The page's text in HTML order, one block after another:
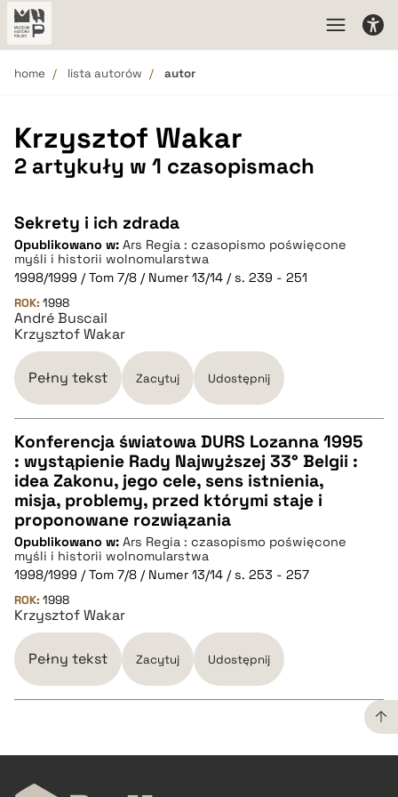
home lista autorów autor
Krzysztof Wakar
2 artykuły w 1 czasopismach
Sekrety i ich zdrada
Opublikowano w: Ars Regia : czasopismo poświęcone
myśli i historii wolnomularstwa
1998/1999 / Tom 7/8 / Numer 13/14 / s. 239 - 251
ROK: 1998
André Buscail
Krzysztof Wakar
Pełny tekst Zacytuj Udostępnij
CZYSTY TEKST
pobierz cytat
BIBTEX
pobierz cytat
Konferencja światowa DURS Lozanna 1995
: wystąpienie Rady Najwyższej 33° Belgii :
idea Zakonu, jego cele, sens istnienia,
misja, problemy, przed którymi staje i
proponowane rozwiązania
Opublikowano w: Ars Regia : czasopismo poświęcone
myśli i historii wolnomularstwa
1998/1999 / Tom 7/8 / Numer 13/14 / s. 253 - 257
ROK: 1998
Krzysztof Wakar
Pełny tekst Zacytuj Udostępnij
CZYSTY TEKST